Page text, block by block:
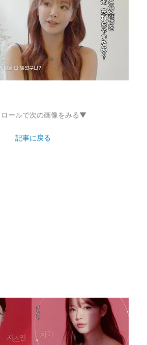
ールで次の画像をみる▼
記事に戻る